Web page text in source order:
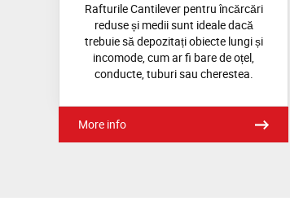
Rafturile Cantilever pentru încărcări
reduse și medii sunt ideale dacă
trebuie să depozitați obiecte lungi și
incomode, cum ar fi bare de oțel,
conducte, tuburi sau cherestea.
More info